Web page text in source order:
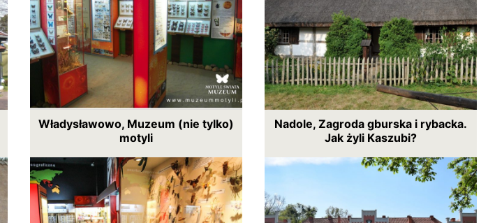
Władysławowo, Muzeum (nie tylko)
motyli
Nadole, Zagroda gburska i rybacka.
Jak żyli Kaszubi?